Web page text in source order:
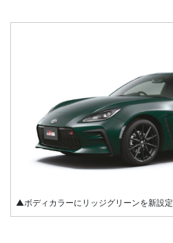
▲ボディカラーにリッジグリーンを新設定